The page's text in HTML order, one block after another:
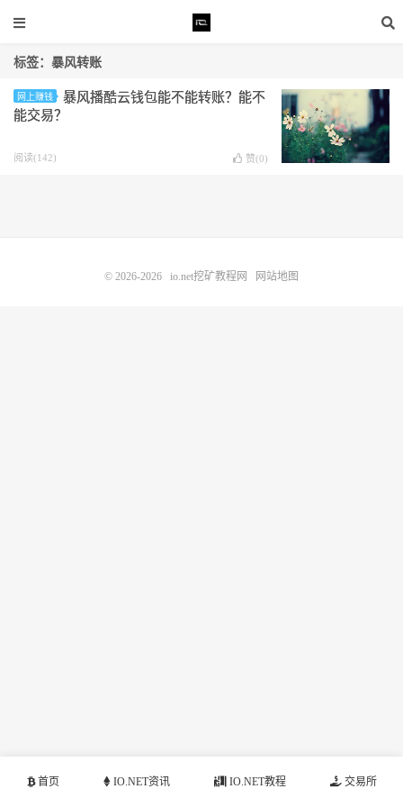
标签：暴风转账
网上赚钱
暴风播酷云钱包能不能转账？能不
能交易？
阅读(142) 赞(0)
首页 IO.NET资讯 IO.NET教程 交易所
© 2026-2026 io.net挖矿教程网 网站地图